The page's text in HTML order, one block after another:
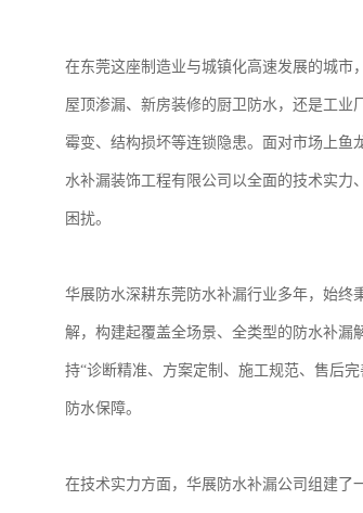
在东莞这座制造业与城镇化高速发展的城市
屋顶渗漏、新房装修的厨卫防水，还是工
霉变、结构损坏等连锁隐患。面对市场上
水补漏装饰工程有限公司以全面的技术实力
困扰。
华展防水深耕东莞防水补漏行业多年，始终
解，构建起覆盖全场景、全类型的防水补漏
持“诊断精准、方案定制、施工规范、售后
防水保障。
在技术实力方面，华展防水补漏公司组建了